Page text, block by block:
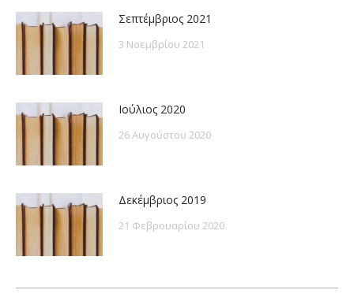
Σεπτέμβριος 2021
3 Νοεμβρίου 2021
Ιούλιος 2020
26 Αυγούστου 2020
Δεκέμβριος 2019
21 Φεβρουαρίου 2020